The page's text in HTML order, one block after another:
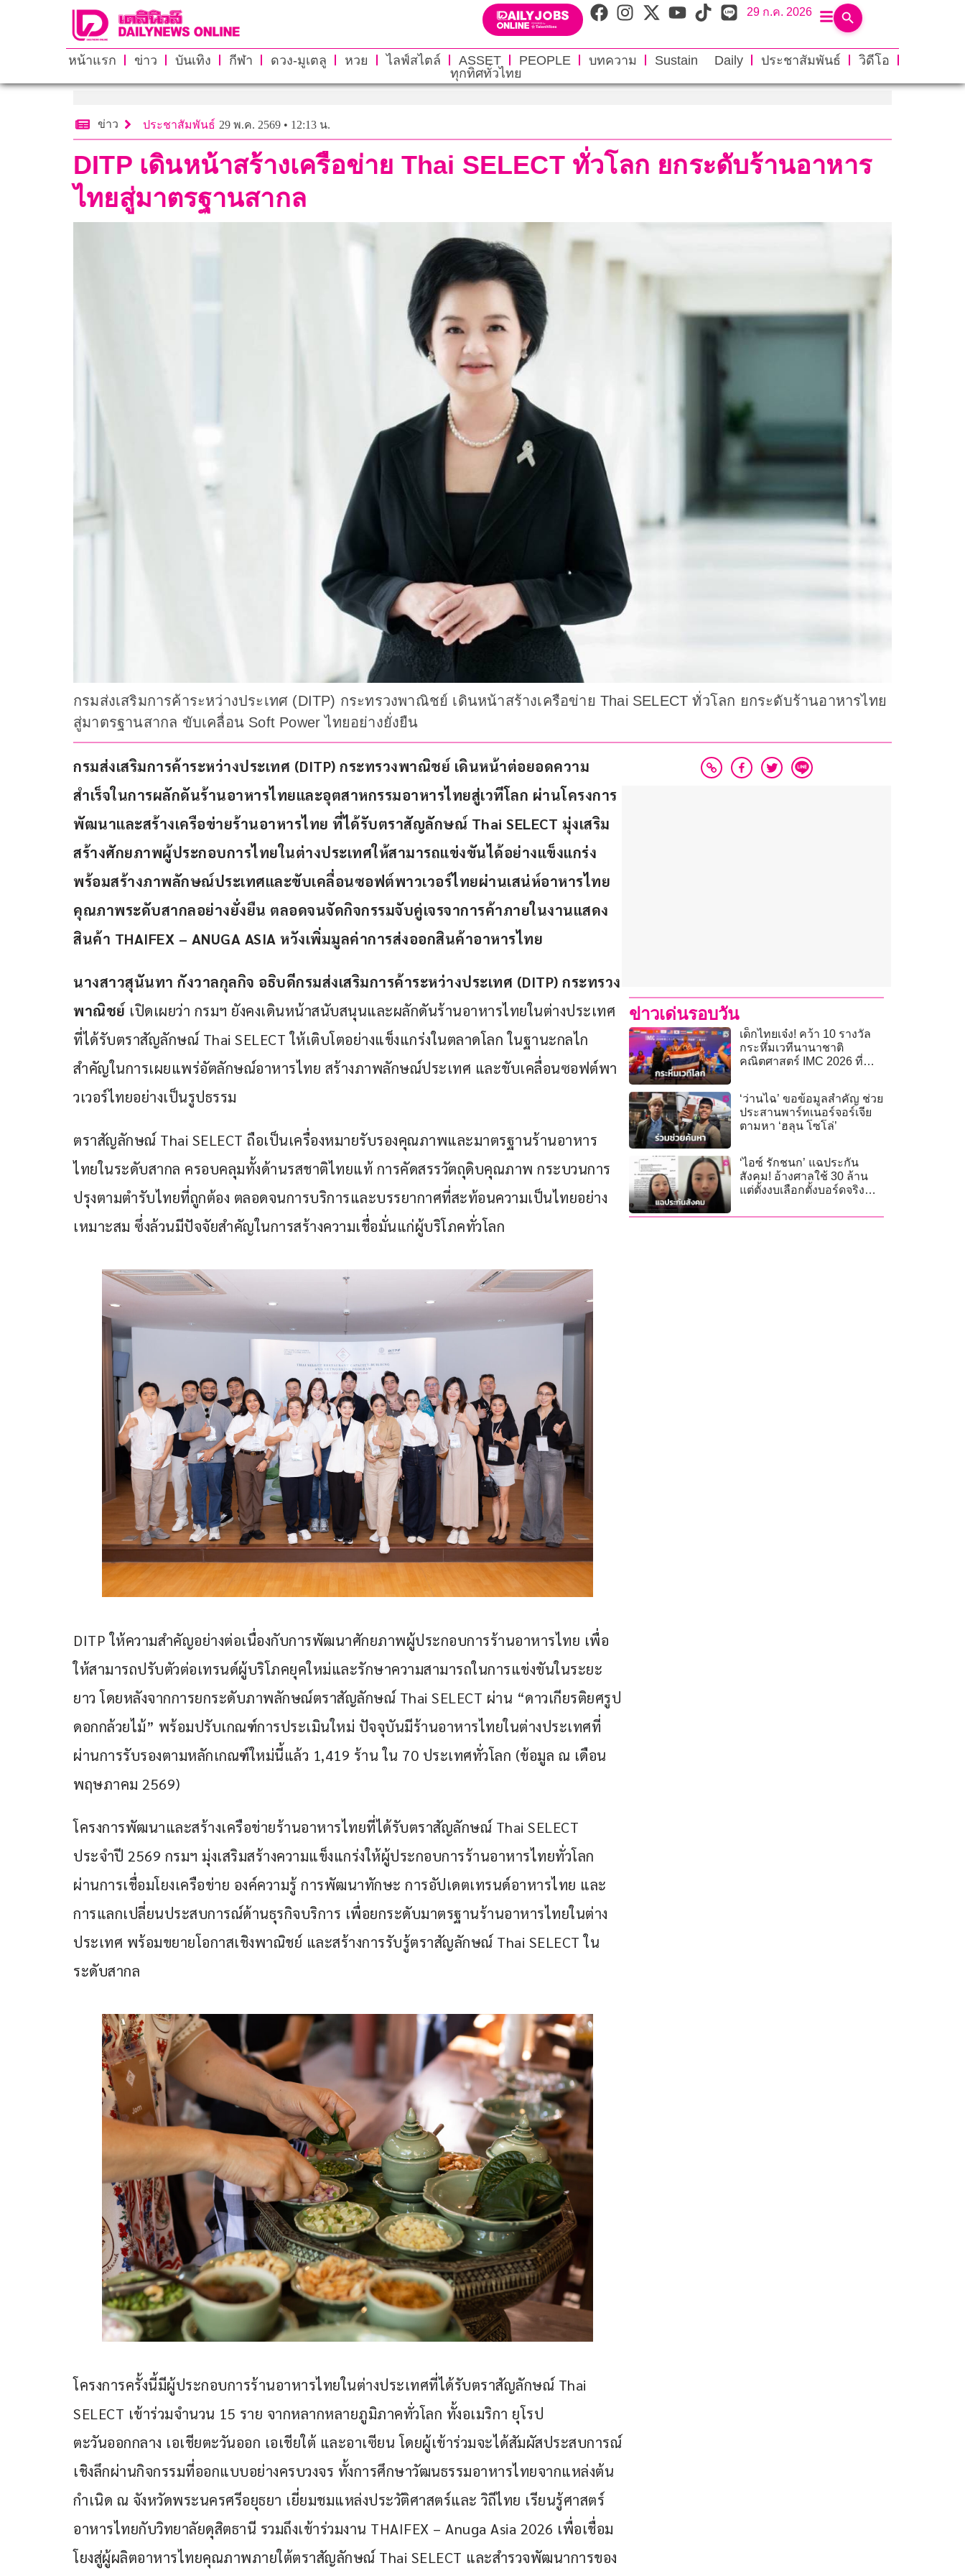
29 ก.ค. 2026
หน้าแรก ข่าว บันเทิง กีฬา ดวง-มูเตลู หวย ไลฟ์สไตล์ ASSET PEOPLE บทความ Sustain Daily ประชาสัมพันธ์
วิดีโอ
ทุกทิศทั่วไทย
ข่าว ประชาสัมพันธ์ 29 พ.ค. 2569 • 12:13 น.
DITP เดินหน้าสร้างเครือข่าย Thai SELECT ทั่วโลก ยกระดับร้านอาหาร
ไทยสู่มาตรฐานสากล
กรมส่งเสริมการค้าระหว่างประเทศ (DITP) กระทรวงพาณิชย์ เดินหน้าสร้างเครือข่าย Thai SELECT ทั่วโลก ยกระดับร้านอาหารไทย
สู่มาตรฐานสากล ขับเคลื่อน Soft Power ไทยอย่างยั่งยืน
กรมส่งเสริมการค้าระหว่างประเทศ (DITP) กระทรวงพาณิชย์ เดินหน้าต่อยอดความ
สำเร็จในการผลักดันร้านอาหารไทยและอุตสาหกรรมอาหารไทยสู่เวทีโลก ผ่านโครงการ
พัฒนาและสร้างเครือข่ายร้านอาหารไทย ที่ได้รับตราสัญลักษณ์ Thai SELECT มุ่งเสริม
สร้างศักยภาพผู้ประกอบการไทยในต่างประเทศให้สามารถแข่งขันได้อย่างแข็งแกร่ง
พร้อมสร้างภาพลักษณ์ประเทศและขับเคลื่อนซอฟต์พาวเวอร์ไทยผ่านเสน่ห์อาหารไทย
คุณภาพระดับสากลอย่างยั่งยืน ตลอดจนจัดกิจกรรมจับคู่เจรจาการค้าภายในงานแสดง
สินค้า THAIFEX – ANUGA ASIA หวังเพิ่มมูลค่าการส่งออกสินค้าอาหารไทย
นางสาวสุนันทา กังวาลกุลกิจ อธิบดีกรมส่งเสริมการค้าระหว่างประเทศ (DITP) กระทรวง
พาณิชย์ เปิดเผยว่า กรมฯ ยังคงเดินหน้าสนับสนุนและผลักดันร้านอาหารไทยในต่างประเทศ
ที่ได้รับตราสัญลักษณ์ Thai SELECT ให้เติบโตอย่างแข็งแกร่งในตลาดโลก ในฐานะกลไก
สำคัญในการเผยแพร่อัตลักษณ์อาหารไทย สร้างภาพลักษณ์ประเทศ และขับเคลื่อนซอฟต์พา
วเวอร์ไทยอย่างเป็นรูปธรรม
ตราสัญลักษณ์ Thai SELECT ถือเป็นเครื่องหมายรับรองคุณภาพและมาตรฐานร้านอาหาร
ไทยในระดับสากล ครอบคลุมทั้งด้านรสชาติไทยแท้ การคัดสรรวัตถุดิบคุณภาพ กระบวนการ
ปรุงตามตำรับไทยที่ถูกต้อง ตลอดจนการบริการและบรรยากาศที่สะท้อนความเป็นไทยอย่าง
เหมาะสม ซึ่งล้วนมีปัจจัยสำคัญในการสร้างความเชื่อมั่นแก่ผู้บริโภคทั่วโลก
DITP ให้ความสำคัญอย่างต่อเนื่องกับการพัฒนาศักยภาพผู้ประกอบการร้านอาหารไทย เพื่อ
ให้สามารถปรับตัวต่อเทรนด์ผู้บริโภคยุคใหม่และรักษาความสามารถในการแข่งขันในระยะ
ยาว โดยหลังจากการยกระดับภาพลักษณ์ตราสัญลักษณ์ Thai SELECT ผ่าน “ดาวเกียรติยศรูป
ดอกกล้วยไม้” พร้อมปรับเกณฑ์การประเมินใหม่ ปัจจุบันมีร้านอาหารไทยในต่างประเทศที่
ผ่านการรับรองตามหลักเกณฑ์ใหม่นี้แล้ว 1,419 ร้าน ใน 70 ประเทศทั่วโลก (ข้อมูล ณ เดือน
พฤษภาคม 2569)
โครงการพัฒนาและสร้างเครือข่ายร้านอาหารไทยที่ได้รับตราสัญลักษณ์ Thai SELECT
ประจำปี 2569 กรมฯ มุ่งเสริมสร้างความแข็งแกร่งให้ผู้ประกอบการร้านอาหารไทยทั่วโลก
ผ่านการเชื่อมโยงเครือข่าย องค์ความรู้ การพัฒนาทักษะ การอัปเดตเทรนด์อาหารไทย และ
การแลกเปลี่ยนประสบการณ์ด้านธุรกิจบริการ เพื่อยกระดับมาตรฐานร้านอาหารไทยในต่าง
ประเทศ พร้อมขยายโอกาสเชิงพาณิชย์ และสร้างการรับรู้ตราสัญลักษณ์ Thai SELECT ใน
ระดับสากล
โครงการครั้งนี้มีผู้ประกอบการร้านอาหารไทยในต่างประเทศที่ได้รับตราสัญลักษณ์ Thai
SELECT เข้าร่วมจำนวน 15 ราย จากหลากหลายภูมิภาคทั่วโลก ทั้งอเมริกา ยุโรป
ตะวันออกกลาง เอเชียตะวันออก เอเชียใต้ และอาเซียน โดยผู้เข้าร่วมจะได้สัมผัสประสบการณ์
เชิงลึกผ่านกิจกรรมที่ออกแบบอย่างครบวงจร ทั้งการศึกษาวัฒนธรรมอาหารไทยจากแหล่งต้น
กำเนิด ณ จังหวัดพระนครศรีอยุธยา เยี่ยมชมแหล่งประวัติศาสตร์และ วิถีไทย เรียนรู้ศาสตร์
อาหารไทยกับวิทยาลัยดุสิตธานี รวมถึงเข้าร่วมงาน THAIFEX – Anuga Asia 2026 เพื่อเชื่อม
โยงสู่ผู้ผลิตอาหารไทยคุณภาพภายใต้ตราสัญลักษณ์ Thai SELECT และสำรวจพัฒนาการของ
ข่าวเด่นรอบวัน
เด็กไทยเจ๋ง! คว้า 10 รางวัล
กระหึ่มเวทีนานาชาติ
คณิตศาสตร์ IMC 2026 ที่
‘ว่านไฉ’ ขอข้อมูลสำคัญ ช่วย
ประสานพาร์ทเนอร์จอร์เจีย
ตามหา ‘ฮลุน โซโล่’
‘ไอซ์ รักชนก’ แฉประกัน
สังคม! อ้างศาลใช้ 30 ล้าน
แต่ตั้งงบเลือกตั้งบอร์ดจริง